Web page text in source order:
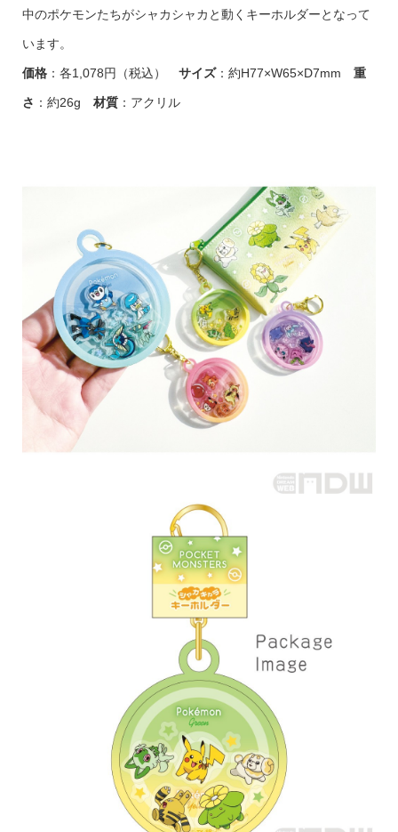
中のポケモンたちがシャカシャカと動くキーホルダーとなって
います。
価格：各1,078円（税込） サイズ：約H77×W65×D7mm 重
さ ：約26g 材質：アクリル